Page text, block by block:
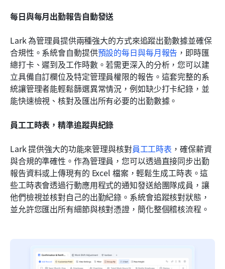
每日與每月出勤報告自動發送
Lark 為管理員提供兩種強大的方式來追蹤出勤數據並確保
合規性。系統會自動提供預設的每日與每月報告 ，即時匯
總打卡、遲到及工作時數。若需更深入的分析，您可以建
立具備自訂欄位及特定管理員權限的報告。這套完整的系
統讓管理者能輕鬆篩選異常情況，例如缺少打卡紀錄，並
能快速檢視、核對及匯出所有必要的出勤數據。
員工工時表，精準追蹤與紀錄
Lark 提供強大的功能來管理與核對員工工時表 ，確保薪資
與合規的準確性。作為管理員，您可以透過直接同步出勤
報告資料或上傳現有的 Excel 檔案，輕鬆生成工時表。這
些工時表會透過行動應用程式的通知發送給團隊成員，讓
他們檢視並核對自己的出勤紀錄。系統會追蹤核對狀態，
並允許您匯出所有細節與核對憑證，簡化整個稽核流程。